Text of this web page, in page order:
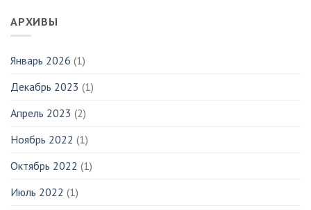
АРХИВЫ
Январь 2026 (1)
Декабрь 2023 (1)
Апрель 2023 (2)
Ноябрь 2022 (1)
Октябрь 2022 (1)
Июль 2022 (1)